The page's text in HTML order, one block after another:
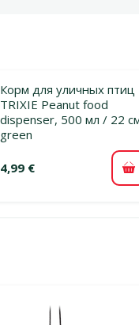
Корм для уличных птиц
TRIXIE Peanut food
dispenser, 500 мл / 22
green
4,99 € В